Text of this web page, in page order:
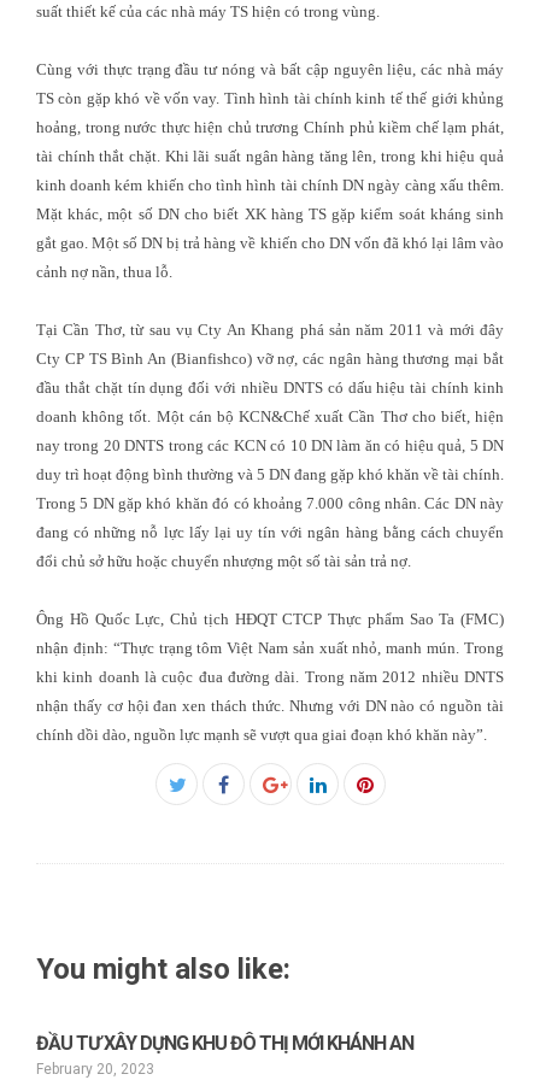
suất thiết kế của các nhà máy TS hiện có trong vùng.
Cùng với thực trạng đầu tư nóng và bất cập nguyên liệu, các nhà máy
TS còn gặp khó về vốn vay. Tình hình tài chính kinh tế thế giới khủng
hoảng, trong nước thực hiện chủ trương Chính phủ kiềm chế lạm phát,
tài chính thắt chặt. Khi lãi suất ngân hàng tăng lên, trong khi hiệu quả
kinh doanh kém khiến cho tình hình tài chính DN ngày càng xấu thêm.
Mặt khác, một số DN cho biết XK hàng TS gặp kiểm soát kháng sinh
gắt gao. Một số DN bị trả hàng về khiến cho DN vốn đã khó lại lâm vào
cảnh nợ nần, thua lỗ.
Tại Cần Thơ, từ sau vụ Cty An Khang phá sản năm 2011 và mới đây
Cty CP TS Bình An (Bianfishco) vỡ nợ, các ngân hàng thương mại bắt
đầu thắt chặt tín dụng đối với nhiều DNTS có dấu hiệu tài chính kinh
doanh không tốt. Một cán bộ KCN&Chế xuất Cần Thơ cho biết, hiện
nay trong 20 DNTS trong các KCN có 10 DN làm ăn có hiệu quả, 5 DN
duy trì hoạt động bình thường và 5 DN đang gặp khó khăn về tài chính.
Trong 5 DN gặp khó khăn đó có khoảng 7.000 công nhân. Các DN này
đang có những nỗ lực lấy lại uy tín với ngân hàng bằng cách chuyển
đổi chủ sở hữu hoặc chuyển nhượng một số tài sản trả nợ.
Ông Hồ Quốc Lực, Chủ tịch HĐQT CTCP Thực phẩm Sao Ta (FMC)
nhận định: “Thực trạng tôm Việt Nam sản xuất nhỏ, manh mún. Trong
khi kinh doanh là cuộc đua đường dài. Trong năm 2012 nhiều DNTS
nhận thấy cơ hội đan xen thách thức. Nhưng với DN nào có nguồn tài
chính dồi dào, nguồn lực mạnh sẽ vượt qua giai đoạn khó khăn này”.
Facebook
You might also like:
ĐẦU TƯ XÂY DỰNG KHU ĐÔ THỊ MỚI KHÁNH AN
February 20, 2023